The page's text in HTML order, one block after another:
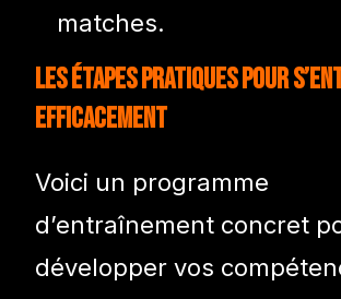
matches.
Les étapes pratiques pour
efficacement
Voici un programme
d’entraînement concret
développer vos